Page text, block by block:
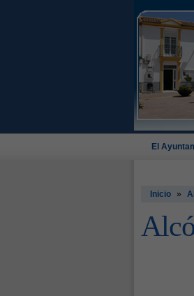
El
Inicio »